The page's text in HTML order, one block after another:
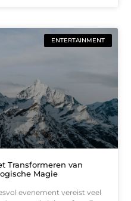
ENTERTAINMENT
Transformeren van
Magie
evenement vereist veel